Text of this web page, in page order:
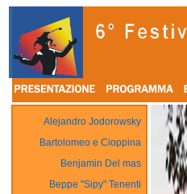
Alejandro Jodorowsky
Bartolomeo e Cioppina
Benjamin Del mas
Beppe "Sipy" Tenenti